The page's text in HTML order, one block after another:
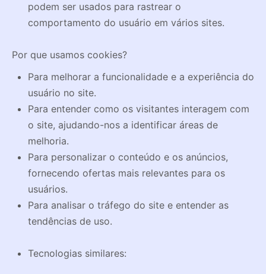
podem ser usados para rastrear o
comportamento do usuário em vários sites.
Por que usamos cookies?
Para melhorar a funcionalidade e a experiência do
usuário no site.
Para entender como os visitantes interagem com
o site, ajudando-nos a identificar áreas de
melhoria.
Para personalizar o conteúdo e os anúncios,
fornecendo ofertas mais relevantes para os
usuários.
Para analisar o tráfego do site e entender as
tendências de uso.
Tecnologias similares: